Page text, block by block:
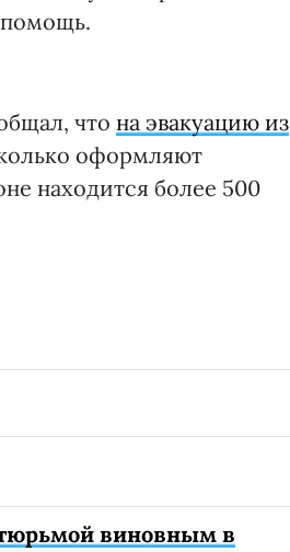
помощь.
что на эвакуацию из
оформляют
находится более 500
виновным в